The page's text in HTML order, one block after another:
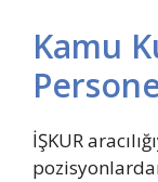
Kamu
İŞKUR